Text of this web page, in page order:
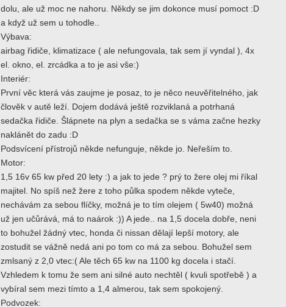
dolu, ale už moc ne nahoru. Někdy se jim dokonce musí pomoct :D
a když už sem u tohodle..
Výbava:
airbag řidiče, klimatizace ( ale nefungovala, tak sem jí vyndal ), 4x
el. okno, el. zrcádka a to je asi vše:)
Interiér:
První věc která vás zaujme je posaz, to je něco neuvěřitelného, jak
člověk v autě leží. Dojem dodává ještě rozviklaná a potrhaná
sedačka řidiče. Šlápnete na plyn a sedačka se s váma začne hezky
naklánět do zadu :D
Podsvícení přístrojů někde nefunguje, někde jo. Neřeším to.
Motor:
1,5 16v 65 kw před 20 lety :) a jak to jede ? prý to žere olej mi říkal
majitel. No spíš než žere z toho půlka spodem někde vyteče,
nechávám za sebou flíčky, možná je to tím olejem ( 5w40) možná
už jen učůrává, má to naárok :)) A jede.. na 1,5 docela dobře, neni
to bohužel žádný vtec, honda či nissan dělají lepší motory, ale
zostudit se vážně nedá ani po tom co má za sebou. Bohužel sem
zmlsaný z 2,0 vtec:( Ale těch 65 kw na 1100 kg docela i stačí.
Vzhledem k tomu že sem ani silné auto nechtěl ( kvuli spotřebě ) a
vybíral sem mezi tímto a 1,4 almerou, tak sem spokojený.
Podvozek: